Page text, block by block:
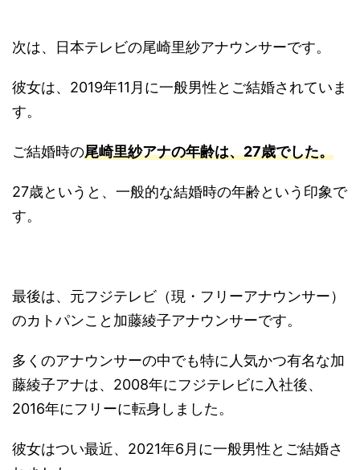
次は、日本テレビの尾崎里紗アナウンサーです。
彼女は、2019年11月に一般男性とご結婚されていま
す。
ご結婚時の尾崎里紗アナの年齢は、27歳でした。
27歳というと、一般的な結婚時の年齢という印象で
す。
最後は、元フジテレビ（現・フリーアナウンサー）
のカトパンこと加藤綾子アナウンサーです。
多くのアナウンサーの中でも特に人気かつ有名な加
藤綾子アナは、2008年にフジテレビに入社後、
2016年にフリーに転身しました。
彼女はつい最近、2021年6月に一般男性とご結婚さ